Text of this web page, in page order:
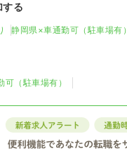
する
静岡県×車通勤可（駐車場有）
可（駐車場有）